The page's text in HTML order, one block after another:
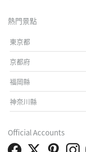
熱門景點
東京都
京都府
福岡縣
神奈川縣
Official Accounts